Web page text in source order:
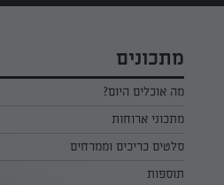
מתכונים
מה אוכלים היום?
מתכוני ארוחות
ארוחת בוקר
ארוחת צהריים
סלטים כריכים וממרחים
כל הסלטים כריכים וממרחים
תוספות